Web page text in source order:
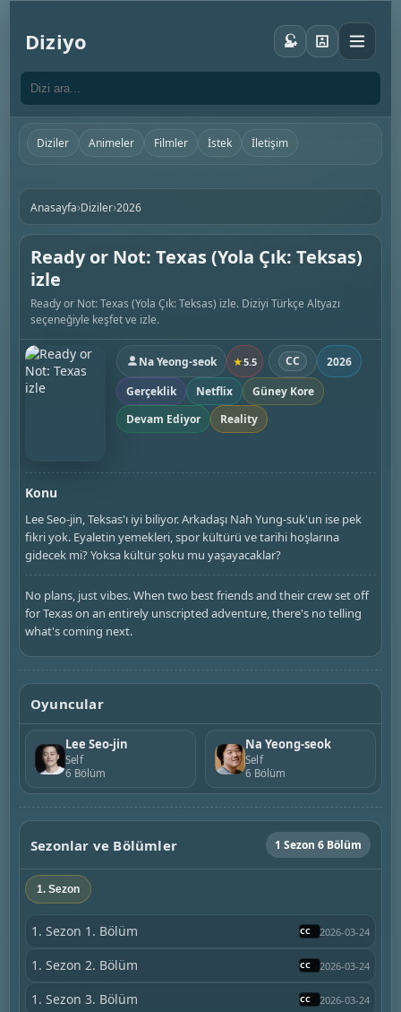
Diziyo
Diziler Animeler Filmler İstek İletişim
Anasayfa›Diziler›2026
Ready or Not: Texas (Yola Çık: Teksas)
izle
Ready or Not: Texas (Yola Çık: Teksas) izle. Diziyi Türkçe Altyazı
seçeneğiyle keşfet ve izle.
Na Yeong-seok ★5.5 CC
2026
Gerçeklik
Netflix
Güney Kore
Devam Ediyor
Reality
Konu
Lee Seo-jin, Teksas'ı iyi biliyor. Arkadaşı Nah Yung-suk'un ise pek
fikri yok. Eyaletin yemekleri, spor kültürü ve tarihi hoşlarına
gidecek mi? Yoksa kültür şoku mu yaşayacaklar?
No plans, just vibes. When two best friends and their crew set off
for Texas on an entirely unscripted adventure, there's no telling
what's coming next.
Oyuncular
Lee Seo-jin
Self
6 Bölüm
Na Yeong-seok
Self
6 Bölüm
Sezonlar ve Bölümler 1 Sezon 6 Bölüm
1. Sezon
1. Sezon 1. Bölüm 2026-03-24
1. Sezon 2. Bölüm 2026-03-24
1. Sezon 3. Bölüm 2026-03-24